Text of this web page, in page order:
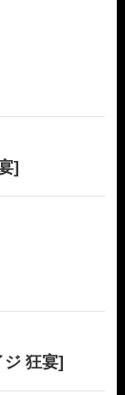
]
狂宴]